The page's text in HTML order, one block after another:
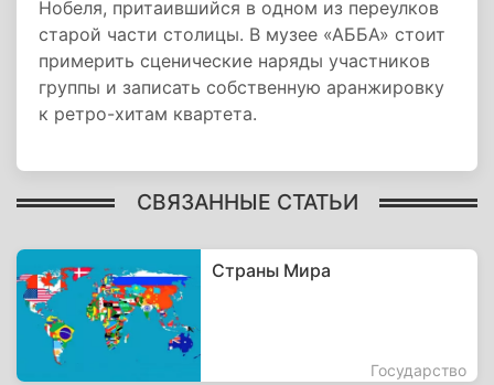
Нобеля, притаившийся в одном из переулков
старой части столицы. В музее «АББА» стоит
примерить сценические наряды участников
группы и записать собственную аранжировку
к ретро-хитам квартета.
СВЯЗАННЫЕ СТАТЬИ
Страны Мира
Государство